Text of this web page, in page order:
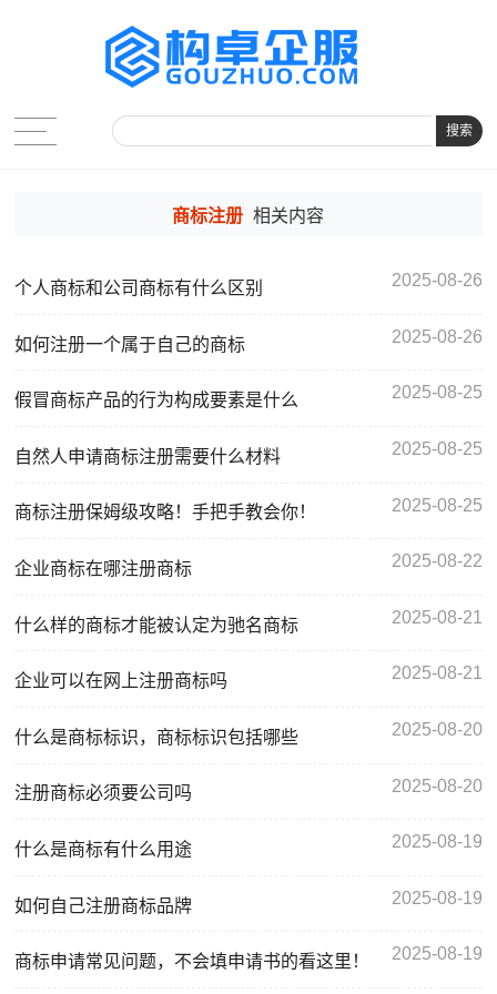
搜索
商标注册 相关内容
个人商标和公司商标有什么区别 2025-08-26
如何注册一个属于自己的商标 2025-08-26
假冒商标产品的行为构成要素是什么 2025-08-25
自然人申请商标注册需要什么材料 2025-08-25
商标注册保姆级攻略！手把手教会你！ 2025-08-25
企业商标在哪注册商标 2025-08-22
什么样的商标才能被认定为驰名商标 2025-08-21
企业可以在网上注册商标吗 2025-08-21
什么是商标标识，商标标识包括哪些 2025-08-20
注册商标必须要公司吗 2025-08-20
什么是商标有什么用途 2025-08-19
如何自己注册商标品牌 2025-08-19
商标申请常见问题，不会填申请书的看这里！ 2025-08-19